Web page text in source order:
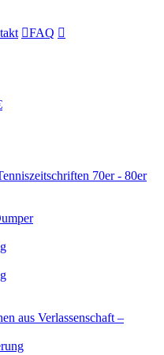
FAQ 
70er - 80er
aus Verlassenschaft –